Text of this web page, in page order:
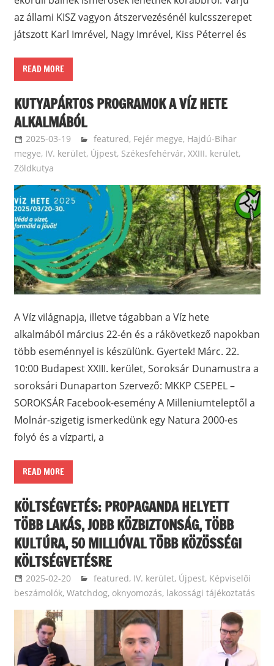
az állami KISZ vagyon átszervezésénél kulcsszerepet
játszott Karl Imrével, Nagy Imrével, Kiss Péterrel és
READ MORE
KUTYAPÁRTOS PROGRAMOK A VÍZ HETE
ALKALMÁBÓL
2025-03-19 langdavid
featured, Fejér megye, Hajdú-Bihar
megye, IV. kerület, Újpest, Székesfehérvár, XXIII. kerület,
Zöldkutya
A Víz világnapja, illetve tágabban a Víz hete
alkalmából március 22-én és a rákövetkező napokban
több eseménnyel is készülünk. Gyertek! Márc. 22.
10:00 Budapest XXIII. kerület, Soroksár Dunamustra a
soroksári Dunaparton Szervező: MKKP CSEPEL –
SOROKSÁR Facebook-esemény A Milleniumteleptől a
Molnár-szigetig ismerkedünk egy Natura 2000-es
folyó és a vízparti, a
READ MORE
KÖLTSÉGVETÉS: PROPAGANDA HELYETT
TÖBB LAKÁS, JOBB KÖZBIZTONSÁG, TÖBB
KULTÚRA, 50 MILLIÓVAL TÖBB KÖZÖSSÉGI
KÖLTSÉGVETÉSRE
2025-02-20 ketfarkukutya
featured, IV. kerület, Újpest, Képviselői
beszámolók, Watchdog, oknyomozás, lakossági tájékoztatás